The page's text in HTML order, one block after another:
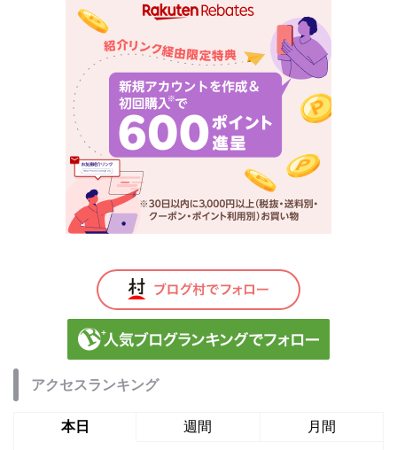
アクセスランキング
本日 週間 月間